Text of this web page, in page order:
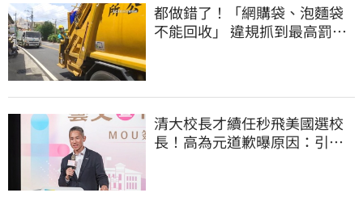
都做錯了！「網購袋、泡麵袋
不能回收」 違規抓到最高罰
清大校長才續任秒飛美國選校
長！高為元道歉曝原因：引起